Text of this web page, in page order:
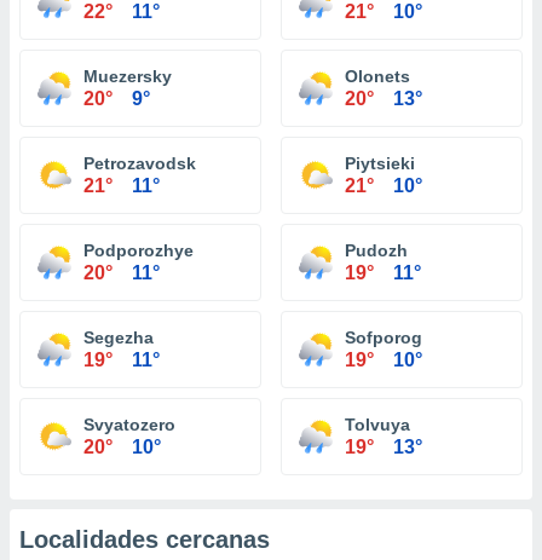
22° 11° 21° 10°
Muezersky
20° 9°
Olonets
20° 13°
Petrozavodsk
21° 11°
Piytsieki
21° 10°
Podporozhye
20° 11°
Pudozh
19° 11°
Segezha
19° 11°
Sofporog
19° 10°
Svyatozero
20° 10°
Tolvuya
19° 13°
Localidades cercanas